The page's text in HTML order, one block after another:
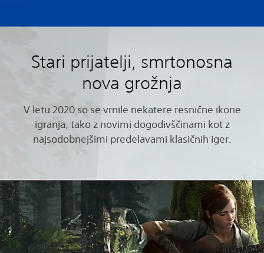
Stari prijatelji, smrtonosna
nova grožnja
V letu 2020 so se vrnile nekatere resnične ikone
igranja, tako z novimi dogodivščinami kot z
najsodobnejšimi predelavami klasičnih iger.